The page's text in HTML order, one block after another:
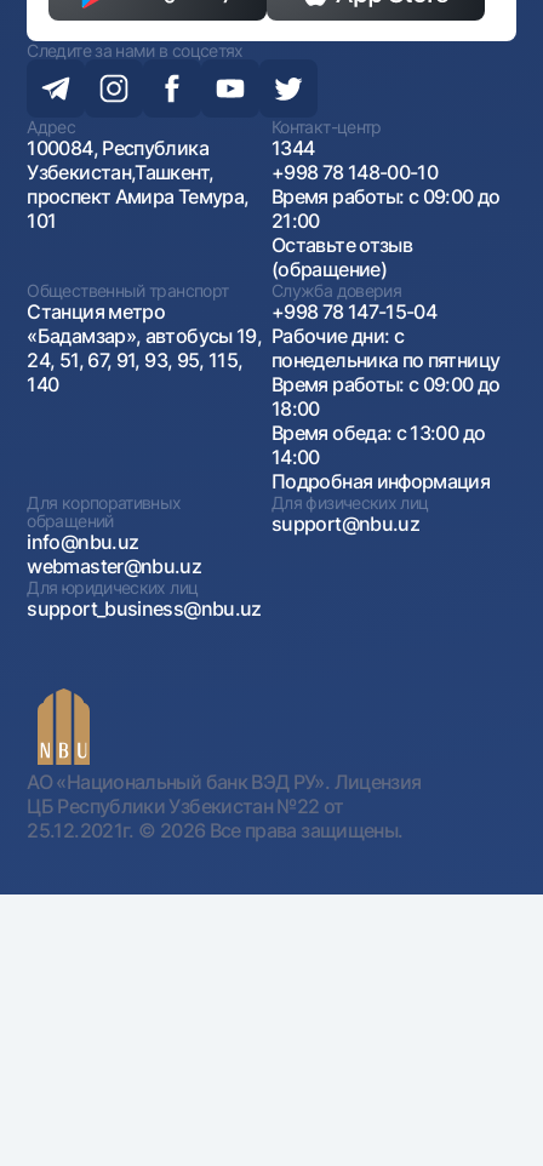
Следите за нами в соцсетях
Адрес
100084, Республика
Узбекистан,Ташкент,
проспект Амира Темура,
101
Контакт-центр
1344
+998 78 148-00-10
Время работы: с 09:00 до
21:00
Оставьте отзыв
(обращение)
Общественный транспорт
Станция метро
«Бадамзар», автобусы 19,
24, 51, 67, 91, 93, 95, 115,
140
Служба доверия
+998 78 147-15-04
Рабочие дни: с
понедельника по пятницу
Время работы: с 09:00 до
18:00
Время обеда: с 13:00 до
14:00
Подробная информация
Для корпоративных
обращений
info@nbu.uz
webmaster@nbu.uz
Для физических лиц
support@nbu.uz
Для юридических лиц
support_business@nbu.uz
АО «Национальный банк ВЭД РУ». Лицензия
ЦБ Республики Узбекистан №22 от
25.12.2021г. © 2026 Все права защищены.